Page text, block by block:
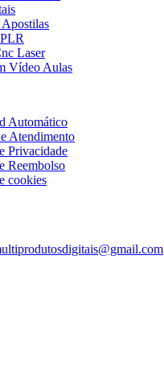
Laser
Vídeo Aulas
Automático
Atendimento
Privacidade
Reembolso
cookies